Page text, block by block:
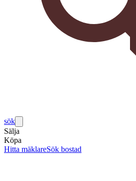
sök
Sälja
Köpa
Hitta mäklareSök bostad